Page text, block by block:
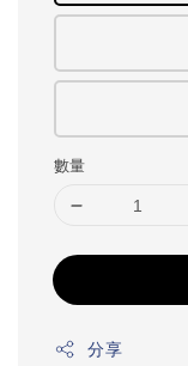
數量
分享